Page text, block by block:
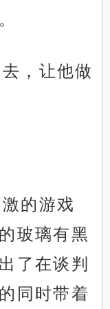
，让他做
的游戏
玻璃有黑
了在谈判
同时带着